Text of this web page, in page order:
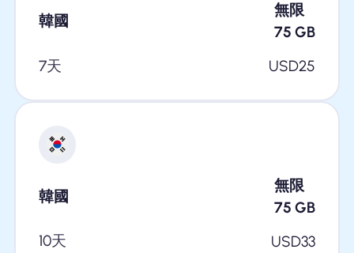
韓國
無限
75 GB
7天
USD25
韓國
無限
75 GB
10天
USD33